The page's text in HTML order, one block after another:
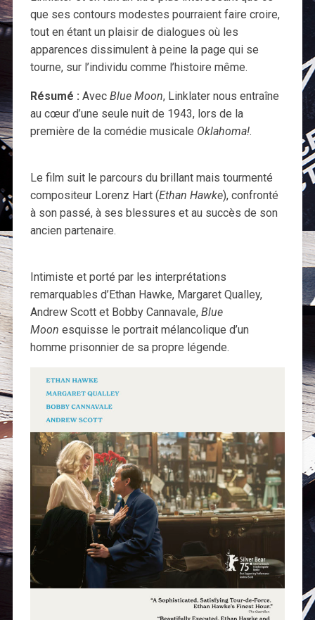
que ses contours modestes pourraient faire croire,
tout en étant un plaisir de dialogues où les
apparences dissimulent à peine la page qui se
tourne, sur l’individu comme l’histoire même.
Résumé : Avec Blue Moon, Linklater nous entraîne
au cœur d’une seule nuit de 1943, lors de la
première de la comédie musicale Oklahoma!.
Le film suit le parcours du brillant mais tourmenté
compositeur Lorenz Hart (Ethan Hawke), confronté
à son passé, à ses blessures et au succès de son
ancien partenaire.
Intimiste et porté par les interprétations
remarquables d’Ethan Hawke, Margaret Qualley,
Andrew Scott et Bobby Cannavale, Blue
Moon esquisse le portrait mélancolique d’un
homme prisonnier de sa propre légende.